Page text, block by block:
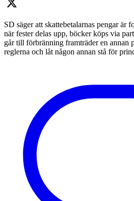
SD säger att skattebetalarnas pengar är
när fester delas upp, böcker köps via
går till förbränning framträder en annan
reglerna och låt någon annan stå för